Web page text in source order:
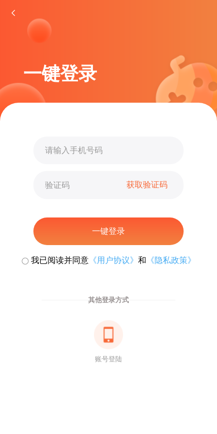
一键登录
获取验证码
一键登录
我已阅读并同意《用户协议》 和 《隐私政策》
其他登录方式
账号登陆